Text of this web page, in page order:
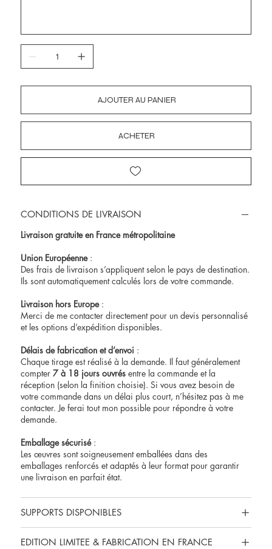
AJOUTER AU PANIER
ACHETER
CONDITIONS DE LIVRAISON
Livraison gratuite en France métropolitaine
Union Européenne:
Des frais de livraison s’appliquent selon le pays de destination.
Ils sont automatiquement calculés lors de votre commande.
Livraison hors Europe:
Merci de me contacter directement pour un devis personnalisé
et les options d’expédition disponibles.
Délais de fabrication et d’envoi :
Chaque tirage est réalisé à la demande. Il faut généralement
compter7 à 18 jours ouvrés entre la commande et la
réception (selon la finition choisie). Si vous avez besoin de
votre commande dans un délai plus court, n’hésitez pas à me
contacter. Je ferai tout mon possible pour répondre à votre
demande.
Emballage sécurisé:
Les œuvres sont soigneusement emballées dans des
emballages renforcés et adaptés à leur format pour garantir
une livraison en parfait état.
SUPPORTS DISPONIBLES
EDITION LIMITEE & FABRICATION EN FRANCE